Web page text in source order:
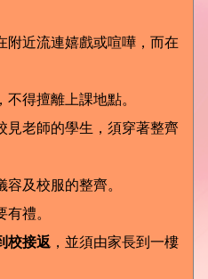
附近流連嬉戲或喧嘩，而在
得擅離上課地點。
見老師的學生，須穿著整齊
及校服的整齊。
禮。
校接返 ，並須由家長到一樓